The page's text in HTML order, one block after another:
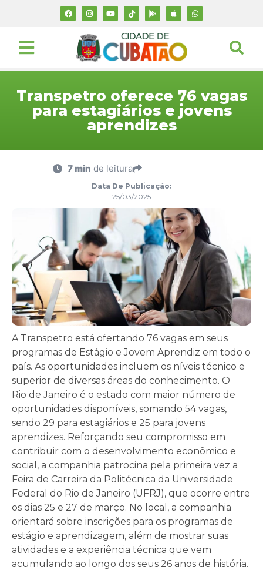
Transpetro oferece 76 vagas
para estagiários e jovens
aprendizes
7 min de leitura
Data De Publicação:
25/03/2025
A Transpetro está ofertando 76 vagas em seus
programas de Estágio e Jovem Aprendiz em todo o
país. As oportunidades incluem os níveis técnico e
superior de diversas áreas do conhecimento. O
Rio de Janeiro é o estado com maior número de
oportunidades disponíveis, somando 54 vagas,
sendo 29 para estagiários e 25 para jovens
aprendizes. Reforçando seu compromisso em
contribuir com o desenvolvimento econômico e
social, a companhia patrocina pela primeira vez a
Feira de Carreira da Politécnica da Universidade
Federal do Rio de Janeiro (UFRJ), que ocorre entre
os dias 25 e 27 de março. No local, a companhia
orientará sobre inscrições para os programas de
estágio e aprendizagem, além de mostrar suas
atividades e a experiência técnica que vem
acumulando ao longo dos seus 26 anos de história.